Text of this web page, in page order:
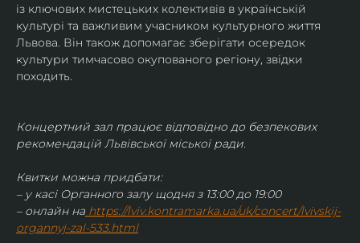
із ключових мистецьких колективів в українській
культурі та важливим учасником культурного життя
Львова. Він також допомагає зберігати осередок
культури тимчасово окупованого регіону, звідки
походить.
Концертний зал працює відповідно до безпекових
рекомендацій Львівської міської ради.
Квитки можна придбати:
– у касі Органного залу щодня з 13:00 до 19:00
– онлайн на https://lviv.kontramarka.ua/uk/concert/lvivskij-
organnyj-zal-533.html